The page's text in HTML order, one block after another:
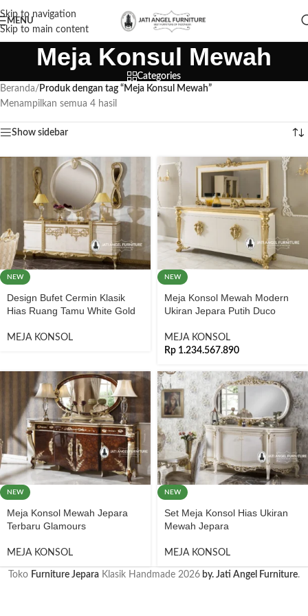
Skip to navigation
Skip to main content
MENU
Meja Konsul Mewah
Categories
Beranda/ Produk dengan tag “Meja Konsul Mewah”
Menampilkan semua 4 hasil
Show sidebar
NEW
Design Bufet Cermin Klasik
Hias Ruang Tamu White Gold
MEJA KONSOL
NEW
Meja Konsol Mewah Modern
Ukiran Jepara Putih Duco
MEJA KONSOL
Rp 1.234.567.890
NEW
Meja Konsol Mewah Jepara
Terbaru Glamours
MEJA KONSOL
NEW
Set Meja Konsol Hias Ukiran
Mewah Jepara
MEJA KONSOL
Toko Furniture Jepara Klasik Handmade 2026 by. Jati Angel Furniture.